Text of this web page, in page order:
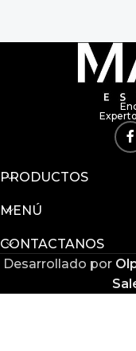
PRODUCTOS
MENÚ
CONTACTANOS
Desarrollado por